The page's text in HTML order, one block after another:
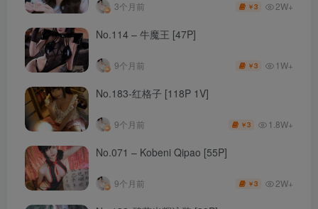
3个月前 ￥3 2W+
No.114 – 牛魔王 [47P]
9个月前 ￥3 1W+
No.183-红格子 [118P 1V]
9个月前 ￥3 1.8W+
No.071 – Kobeni Qipao [55P]
9个月前 ￥3 2W+